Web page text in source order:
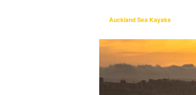
Auckland Sea Kayaks